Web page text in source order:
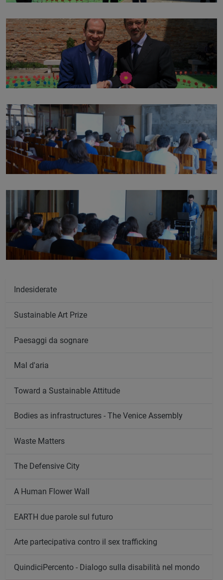
Indesiderate
Sustainable Art Prize
Paesaggi da sognare
Mal d'aria
Toward a Sustainable Attitude
Bodies as infrastructures - The Venice Assembly
Waste Matters
The Defensive City
A Human Flower Wall
EARTH due parole sul futuro
Arte partecipativa contro il sex trafficking
QuindiciPercento - Dialogo sulla disabilità nel mondo